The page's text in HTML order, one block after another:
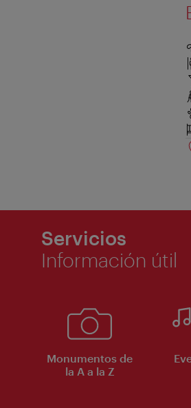
Servicios
Información útil
Monumentos de
la A a la Z